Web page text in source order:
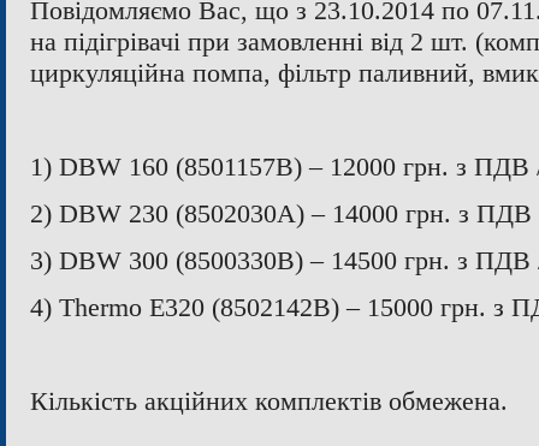
Повідомляємо Вас, що з 23.10.2014 по
на підігрівачі при замовленні від 2 шт.
циркуляційна помпа, фільтр паливний,
1) DBW 160 (8501157B) – 12000 грн. з ПДВ
2) DBW 230 (8502030А) – 14000 грн. з ПДВ
3) DBW 300 (8500330В) – 14500 грн. з
4) Thermo E320 (8502142B) – 15000 грн. з
Кількість акційних комплектів обмежена.